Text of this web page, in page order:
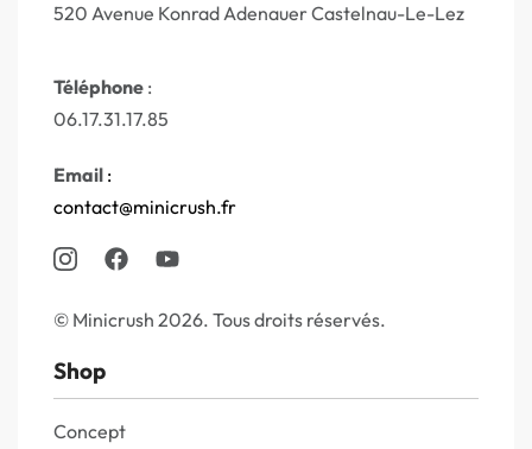
520 Avenue Konrad Adenauer Castelnau-Le-Lez
Téléphone :
06.17.31.17.85
Email :
contact@minicrush.fr
© Minicrush 2026. Tous droits réservés.
Shop
Concept